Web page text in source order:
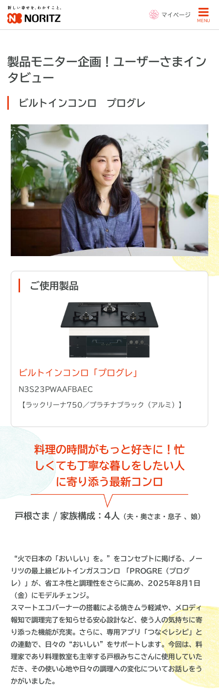
マイページ
MENU
製品モニター企画！ユーザーさまイン
タビュー
ビルトインコンロ プログレ
ご使用製品
ビルトインコンロ「プログレ」
N3S23PWAAFBAEC
【ラックリーナ750／プラチナブラック（アルミ）】
料理の時間がもっと好きに！忙
しくても丁寧な暮しをしたい人
に寄り添う最新コンロ
戸根さま / 家族構成：4人 （夫・奥さま・息子 、娘）
“火で日本の「おいしい」を。”をコンセプトに掲げる、ノー
リツの最上級ビルトインガスコンロ 「PROGRE（プログ
レ）」が、省エネ性と調理性をさらに高め、2025年8月1日
（金）にモデルチェンジ。
スマートエコバーナーの搭載による焼きムラ軽減や、メロディ
報知で調理完了を知らせる安心設計など、使う人の気持ちに寄
り添った機能が充実。さらに、専用アプリ「つなぐレシピ」と
の連動で、日々の“おいしい”をサポートします。今回は、料
理家であり料理教室も主宰する戸根みちこさんに使用していた
だき、その使い心地や日々の調理への変化についてお話しをう
かがいました。